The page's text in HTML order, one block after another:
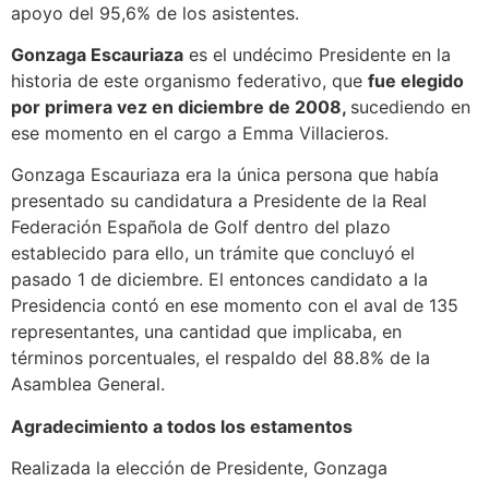
apoyo del 95,6% de los asistentes.
Gonzaga Escauriaza es el undécimo Presidente en la
historia de este organismo federativo, que fue elegido
por primera vez en diciembre de 2008, sucediendo en
ese momento en el cargo a Emma Villacieros.
Gonzaga Escauriaza era la única persona que había
presentado su candidatura a Presidente de la Real
Federación Española de Golf dentro del plazo
establecido para ello, un trámite que concluyó el
pasado 1 de diciembre. El entonces candidato a la
Presidencia contó en ese momento con el aval de 135
representantes, una cantidad que implicaba, en
términos porcentuales, el respaldo del 88.8% de la
Asamblea General.
Agradecimiento a todos los estamentos
Realizada la elección de Presidente, Gonzaga